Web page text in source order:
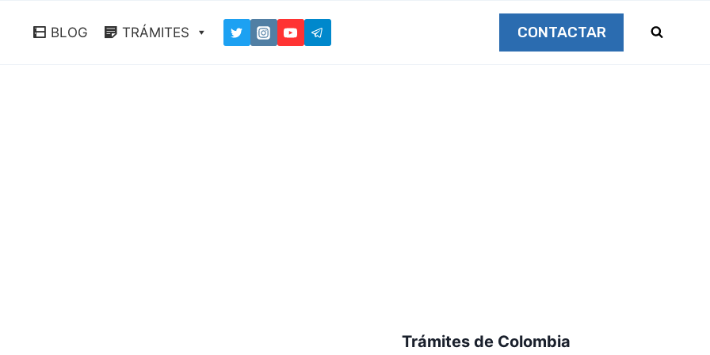
BLOG TRÁMITES CONTACTAR
Trámites de Colombia